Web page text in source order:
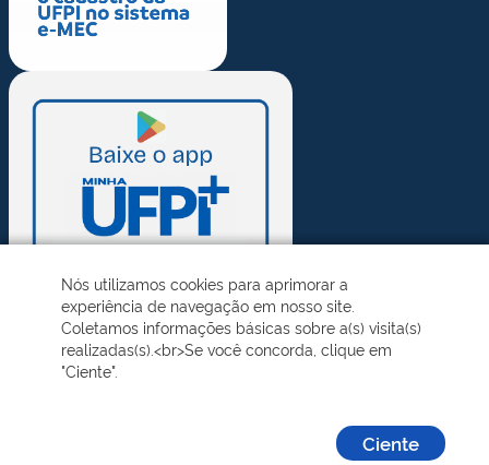
Nós utilizamos cookies para aprimorar a
experiência de navegação em nosso site.
Coletamos informações básicas sobre a(s) visita(s)
realizadas(s).<br>Se você concorda, clique em
"Ciente".
Ciente